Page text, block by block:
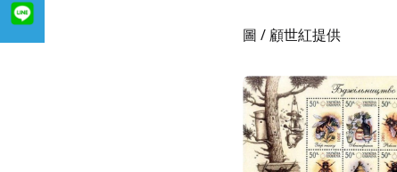
圖 / 顧世紅提供